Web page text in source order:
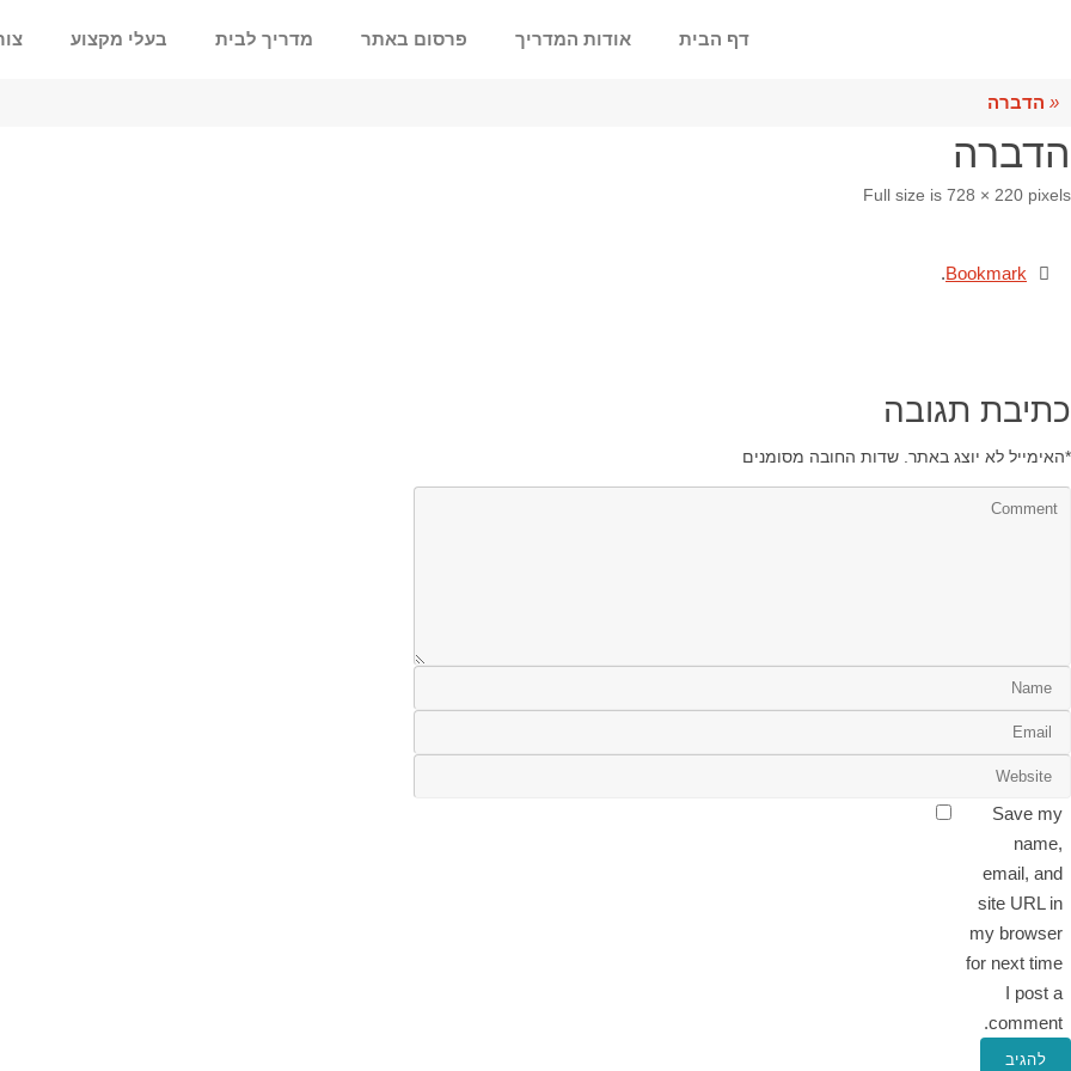
דף הבית אודות המדריך פרסום באתר מדריך לבית בעלי מקצוע
« הדברה
הדברה
Full size is 728 × 220 pixels
Bookmark
.
כתיבת תגובה
האימייל לא יוצג באתר. שדות החובה מסומנים *
Save my
name,
email, and
site URL in
my browser
for next time
I post a
comment.